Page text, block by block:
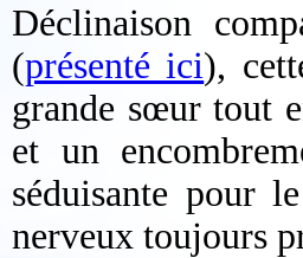
Déclinaison
(présenté ici),
grande sœur tout
et un
séduisante pour
nerveux toujours